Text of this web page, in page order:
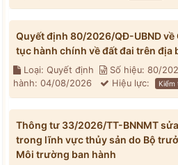
Quyết định 80/2026/QĐ-UBND
tục hành chính về đất đai trên địa
Loại: Quyết định Số hiệu: 80/
hành: 04/08/2026
Hiệu lực: Kiểm
Thông tư 33/2026/TT-BNNMT
trong lĩnh vực thủy sản do Bộ
Môi trường ban hành